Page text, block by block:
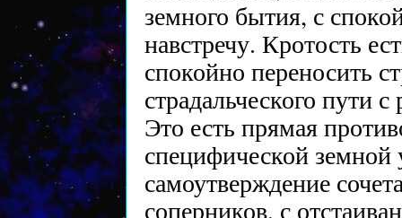
земного бытия, с
навстречу. Кротость
спокойно переносить
страдальческого пути
Это есть прямая
специфической
самоутверждение
соперников, с